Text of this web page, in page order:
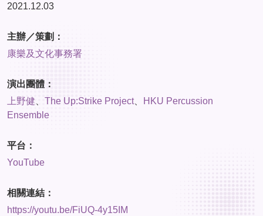
2021.12.03
主辦／策劃：
康樂及文化事務署
演出團體：
上野健
The Up:Strike Project、
HKU Percussion
Ensemble
平台：
YouTube
相關連結：
https://youtu.be/FiUQ-4y15IM